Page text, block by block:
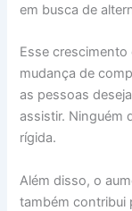
em busca de
Esse
mudança de
as pessoas
assistir. Ninguém
rígida.
Além disso, o
também contribui